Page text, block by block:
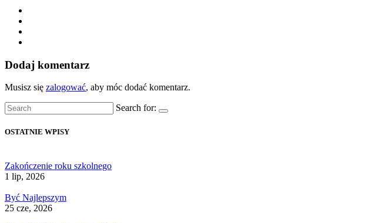
Dodaj komentarz
Musisz się zalogować, aby móc dodać komentarz.
Search for:
OSTATNIE WPISY
Zakończenie roku szkolnego
1 lip, 2026
Być Najlepszym
25 cze, 2026